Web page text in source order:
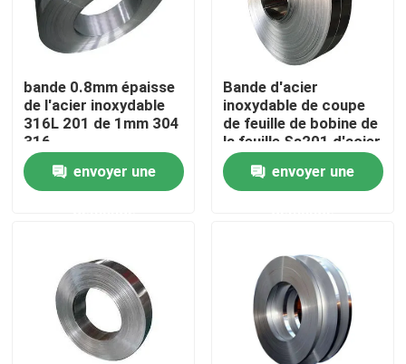
Produits
feuille inoxydable de plaque d'acier
Bobine d'acier inoxydable
Tuyau d'acier inoxydable sans couture
bande d'acier inoxydable
bande 0.8mm épaisse
de l'acier inoxydable
316L 201 de 1mm 304
316
envoyer une
Bande d'acier
inoxydable de coupe
de feuille de bobine de
la feuille Ss201 d'acier
inoxydable
envoyer une